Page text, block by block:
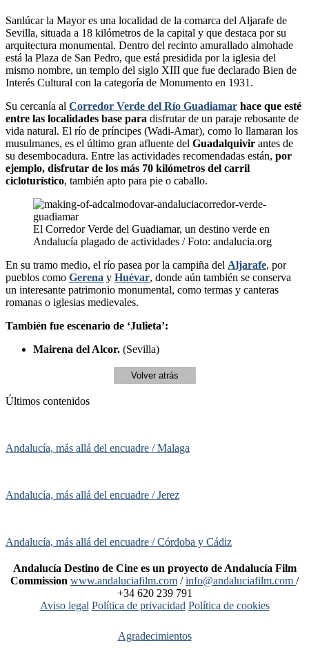
Sanlúcar la Mayor es una localidad de la comarca del Aljarafe de
Sevilla, situada a 18 kilómetros de la capital y que destaca por su
arquitectura monumental. Dentro del recinto amurallado almohade
está la Plaza de San Pedro, que está presidida por la iglesia del
mismo nombre, un templo del siglo XIII que fue declarado Bien de
Interés Cultural con la categoría de Monumento en 1931.
Su cercanía al Corredor Verde del Río Guadiamar hace que esté
entre las localidades base para disfrutar de un paraje rebosante de
vida natural. El río de príncipes (Wadi-Amar), como lo llamaran los
musulmanes, es el último gran afluente del Guadalquivir antes de
su desembocadura. Entre las actividades recomendadas están, por
ejemplo, disfrutar de los más 70 kilómetros del carril
cicloturístico, también apto para pie o caballo.
El Corredor Verde del Guadiamar, un destino verde en
Andalucía plagado de actividades / Foto: andalucia.org
En su tramo medio, el río pasea por la campiña del Aljarafe, por
pueblos como Gerena y Huévar, donde aún también se conserva
un interesante patrimonio monumental, como termas y canteras
romanas o iglesias medievales.
También fue escenario de ‘Julieta’:
Mairena del Alcor. (Sevilla)
Volver atrás
Últimos contenidos
Andalucía, más allá del encuadre / Malaga
Andalucía, más allá del encuadre / Jerez
Andalucía, más allá del encuadre / Córdoba y Cádiz
Andalucía Destino de Cine es un proyecto de Andalucía Film
Commission www.andaluciafilm.com /info@andaluciafilm.com /
+34 620 239 791
Aviso legal Política de privacidad Política de cookies
Agradecimientos